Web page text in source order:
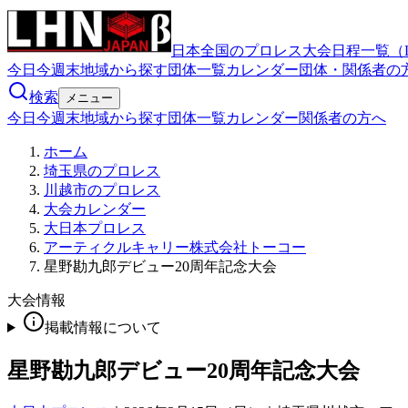
日本全国のプロレス大会日程一覧（
今日 今週末地域から探す団体一覧カレンダー団体・関係者の
検索
メニュー
今日 今週末地域から探す団体一覧カレンダー関係者の方へ
ホーム
埼玉県のプロレス
川越市のプロレス
大会カレンダー
大日本プロレス
アーティクルキャリー株式会社トーコー
星野勘九郎デビュー20周年記念大会
大会情報
掲載情報について
星野勘九郎デビュー20周年記念大会